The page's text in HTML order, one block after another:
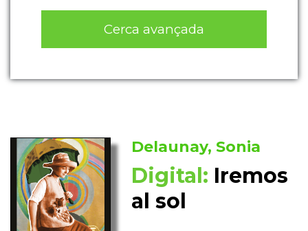
Cerca avançada
Delaunay, Sonia
Digital: Iremos
al sol